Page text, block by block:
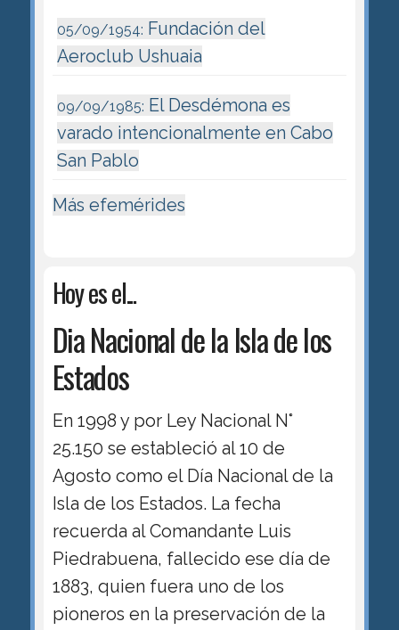
05/09/1954: Fundación del
Aeroclub Ushuaia
09/09/1985: El Desdémona es
varado intencionalmente en Cabo
San Pablo
Más efemérides
Hoy es el...
Dia Nacional de la Isla de los
Estados
En 1998 y por Ley Nacional N°
25.150 se estableció al 10 de
Agosto como el Día Nacional de la
Isla de los Estados. La fecha
recuerda al Comandante Luis
Piedrabuena, fallecido ese día de
1883, quien fuera uno de los
pioneros en la preservación de la